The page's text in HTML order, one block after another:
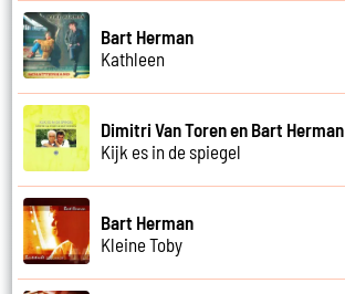
Bart Herman
Kathleen
Dimitri Van Toren en Bart Herman
Kijk es in de spiegel
Bart Herman
Kleine Toby